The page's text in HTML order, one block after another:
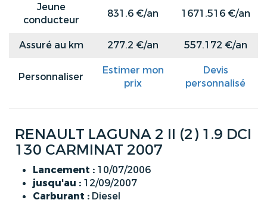
Jeune
conducteur
831.6 €/an 1671.516 €/an
Assuré au km 277.2 €/an 557.172 €/an
Personnaliser
Estimer mon
prix
Devis
personnalisé
RENAULT LAGUNA 2 II (2) 1.9 DCI
130 CARMINAT 2007
Lancement : 10/07/2006
jusqu'au : 12/09/2007
Carburant : Diesel